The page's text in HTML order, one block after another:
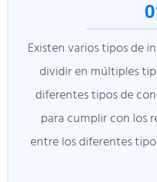
Existen varios tipos de
dividir en múltiples
diferentes tipos de
para cumplir con los
entre los diferentes